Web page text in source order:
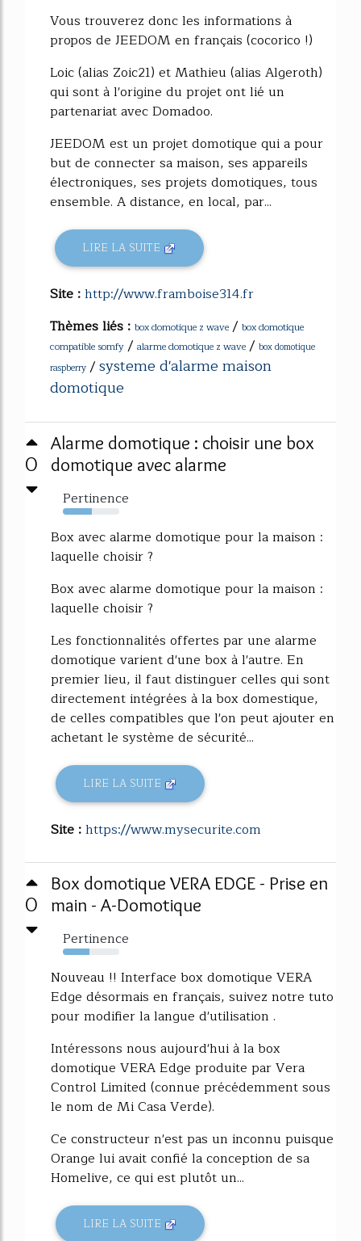
Vous trouverez donc les informations à
propos de JEEDOM en français (cocorico !)
Loic (alias Zoic21) et Mathieu (alias Algeroth)
qui sont à l'origine du projet ont lié un
partenariat avec Domadoo.
JEEDOM est un projet domotique qui a pour
but de connecter sa maison, ses appareils
électroniques, ses projets domotiques, tous
ensemble. A distance, en local, par...
LIRE LA SUITE
Site :http://www.framboise314.fr
Thèmes liés : box domotique z wave / box domotique
compatible somfy / alarme domotique z wave / box domotique
raspberry /systeme d'alarme maison
domotique
0
Alarme domotique : choisir une box
domotique avec alarme
Pertinence
52%
Box avec alarme domotique pour la maison :
laquelle choisir ?
Box avec alarme domotique pour la maison :
laquelle choisir ?
Les fonctionnalités offertes par une alarme
domotique varient d'une box à l'autre. En
premier lieu, il faut distinguer celles qui sont
directement intégrées à la box domestique,
de celles compatibles que l'on peut ajouter en
achetant le système de sécurité...
LIRE LA SUITE
Site :https://www.mysecurite.com
0
Box domotique VERA EDGE - Prise en
main - A-Domotique
Pertinence
47%
Nouveau !! Interface box domotique VERA
Edge désormais en français, suivez notre tuto
pour modifier la langue d'utilisation .
Intéressons nous aujourd'hui à la box
domotique VERA Edge produite par Vera
Control Limited (connue précédemment sous
le nom de Mi Casa Verde).
Ce constructeur n'est pas un inconnu puisque
Orange lui avait confié la conception de sa
Homelive, ce qui est plutôt un...
LIRE LA SUITE